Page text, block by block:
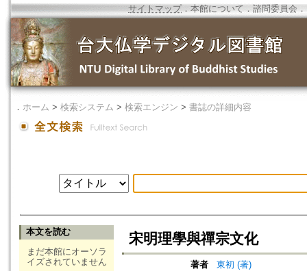
サイトマップ．本館について ． 諮問委員会 ．
． ホーム > 検索システム > 検索エンジン > 書誌の詳細内容
本文を読む
まだ本館にオーソラ
イズされていません
宋明理學與禪宗文化
著者
東初 (著)